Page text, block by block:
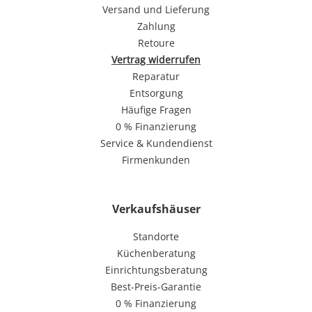
Versand und Lieferung
Zahlung
Retoure
Vertrag widerrufen
Reparatur
Entsorgung
Häufige Fragen
0 % Finanzierung
Service & Kundendienst
Firmenkunden
Verkaufshäuser
Standorte
Küchenberatung
Einrichtungsberatung
Best-Preis-Garantie
0 % Finanzierung